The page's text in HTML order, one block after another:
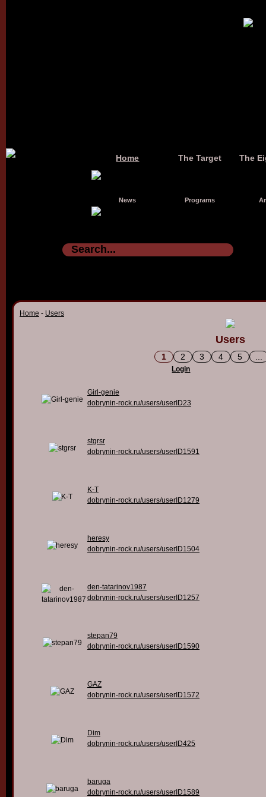
Home The Target The
News Programs
Home - Users
Users
1 2 3 4 5
Login
Girl-genie
dobrynin-rock.ru/users/userID23
stgrsr
dobrynin-rock.ru/users/userID1591
K-T
dobrynin-rock.ru/users/userID1279
heresy
dobrynin-rock.ru/users/userID1504
den-tatarinov1987
dobrynin-rock.ru/users/userID1257
stepan79
dobrynin-rock.ru/users/userID1590
GAZ
dobrynin-rock.ru/users/userID1572
Dim
dobrynin-rock.ru/users/userID425
baruga
dobrynin-rock.ru/users/userID1589